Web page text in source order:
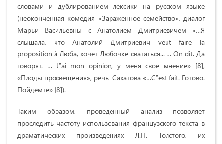
словами и дублированием лексики на русском языке
(неоконченная комедия «Зараженное семейство», диалог
Марьи Васильевны с Анатолием Дмитриевичем «…Я
слышала, что Анатолий Дмитриевич veut faire la
proposition à Люба, хочет Любочке свататься... … On dit. Да
говорят. … J‟ai mon opinion, у меня свое мнение» [8],
«Плоды просвещения», речь Сахатова «…C‟est fait. Готово.
Пойдемте» [8]).
Таким образом, проведенный анализ позволяет
проследить частоту использования французского текста в
драматических произведениях Л.Н. Толстого, их